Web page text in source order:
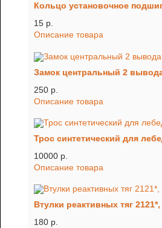
Кольцо установочное
15 p.
Описание товара
Замок центральный 2
250 p.
Описание товара
Трос синтетический для
10000 p.
Описание товара
Втулки реактивных тяг
180 p.